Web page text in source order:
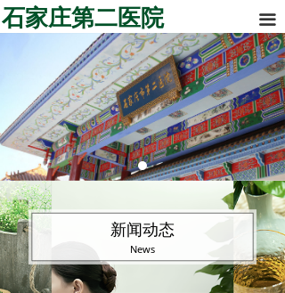
끀
石家庄第二医院
新闻动态
News